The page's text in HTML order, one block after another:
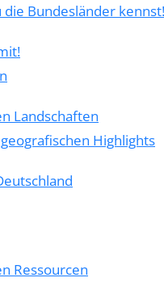
die Bundesländer kennst!
Landschaften
Highlights
Ressourcen